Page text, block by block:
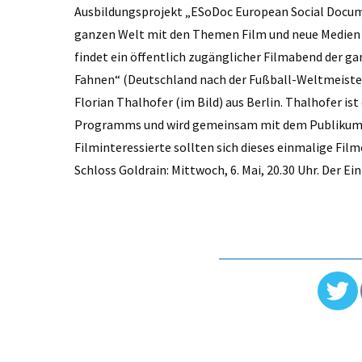
Ausbildungsprojekt „ESoDoc European Social
ganzen Welt mit den Themen Film und neue
findet ein öffentlich zugänglicher Filmabend der
Fahnen“ (Deutschland nach der Fußball-
Florian Thalhofer (im Bild) aus Berlin. Thalhofer
Programms und wird gemeinsam mit dem
Filminteressierte sollten sich dieses einmalige
Schloss Goldrain: Mittwoch, 6. Mai, 20.30 Uhr. Der